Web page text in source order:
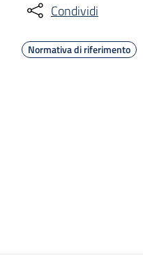
Condividi
Normativa di riferimento